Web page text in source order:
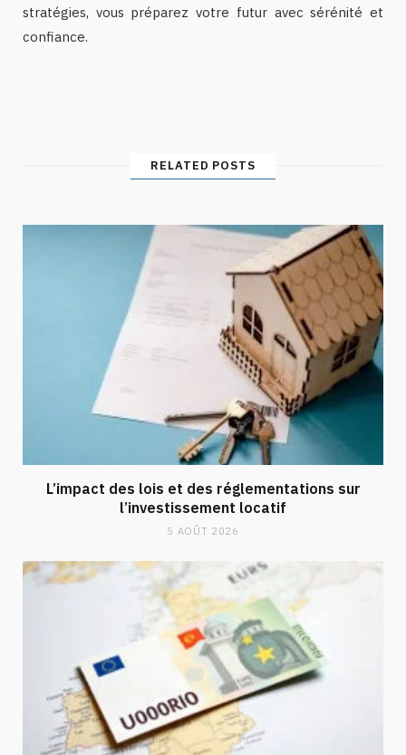
stratégies, vous préparez votre futur avec sérénité et
confiance.
RELATED POSTS
L’impact des lois et des réglementations sur
l’investissement locatif
5 AOÛT 2026